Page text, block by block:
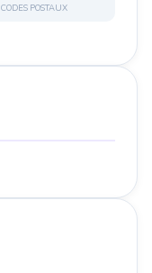
CODES POSTAUX